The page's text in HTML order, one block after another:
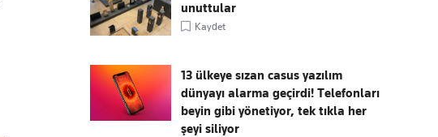
unuttular
Kaydet
13 ülkeye sızan casus yazılım
dünyayı alarma geçirdi! Telefonları
beyin gibi yönetiyor, tek tıkla her
şeyi siliyor